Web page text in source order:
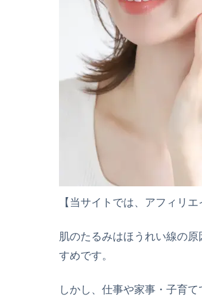
【当サイトでは、アフィリ
肌のたるみはほうれい線の
すめです。
しかし、仕事や家事・子育